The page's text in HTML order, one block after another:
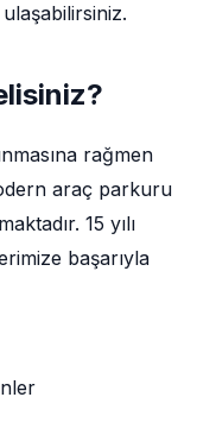
rağmen
araç parkuru
15 yılı
başarıyla